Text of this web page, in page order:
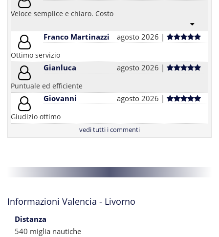
Veloce semplice e chiaro. Costo
Franco Martinazzi agosto 2026 |
Ottimo servizio
Gianluca agosto 2026 |
Puntuale ed efficiente
Giovanni agosto 2026 |
Giudizio ottimo
vedi tutti i commenti
Informazioni Valencia - Livorno
Distanza
540 miglia nautiche